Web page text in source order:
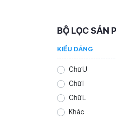
BỘ LỌC SẢN
KIỂU DÁNG
Chữ U
Chữ I
Chữ L
Khác